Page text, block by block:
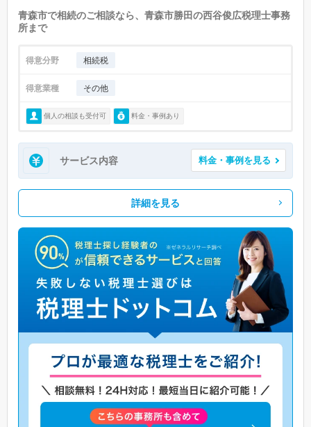
青森市で相続のご相談なら、青森市勝田の西谷俊広税理士事務
所まで
得意分野 相続税
得意業種 その他
個人の相談も受付可 料金・事例あり
サービス内容 料金・事例を見る
詳細を見る